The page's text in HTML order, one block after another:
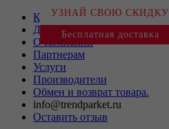
Контакты
Доставка и оплата
О Компании
Партнерам
Услуги
Производители
Обмен и возврат товара.
info@trendparket.ru
Оставить отзыв
УЗНАЙ СВОЮ СКИДКУ
Бесплатная доставка